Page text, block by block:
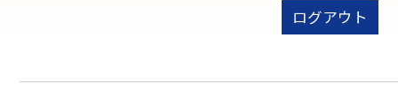
ログアウト